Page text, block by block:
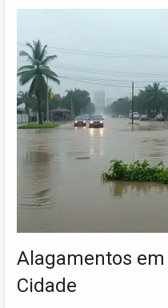
Alagamentos
Cidade